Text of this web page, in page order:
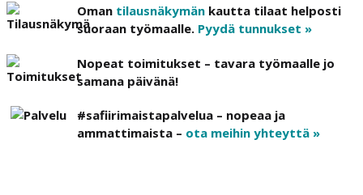
Oman tilausnäkymän kautta tilaat helposti
suoraan työmaalle. Pyydä tunnukset »
Nopeat toimitukset – tavara työmaalle jo
samana päivänä!
#safiirimaistapalvelua – nopeaa ja
ammattimaista – ota meihin yhteyttä »